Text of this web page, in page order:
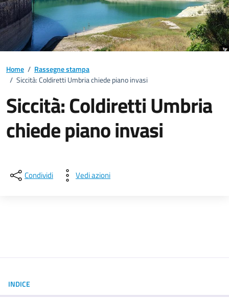
Home / Rassegne stampa
/ Siccità: Coldiretti Umbria chiede piano invasi
Siccità: Coldiretti Umbria
chiede piano invasi
Condividi Vedi azioni
INDICE